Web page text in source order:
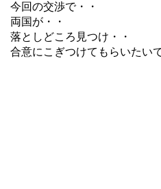
今回の交渉で・・
両国が・・
落としどころ見つけ・・
合意にこぎつけてもらいたい